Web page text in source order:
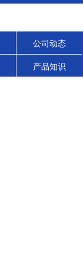
公司动态
产品知识